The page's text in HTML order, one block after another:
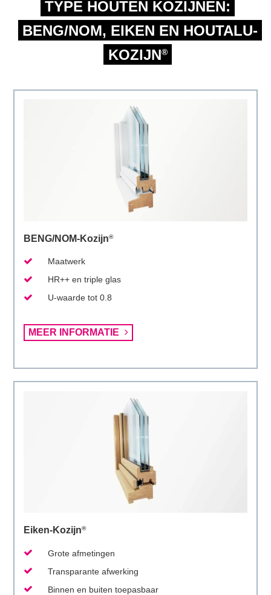
TYPE HOUTEN KOZIJNEN:
BENG/NOM, EIKEN EN HOUTALU-
KOZIJN®
BENG/NOM-Kozijn®
Maatwerk
HR++ en triple glas
U-waarde tot 0.8
Lees
meer
BENG/NOM-
MEER INFORMATIE
Eiken-Kozijn®
Grote afmetingen
Transparante afwerking
Binnen en buiten toepasbaar